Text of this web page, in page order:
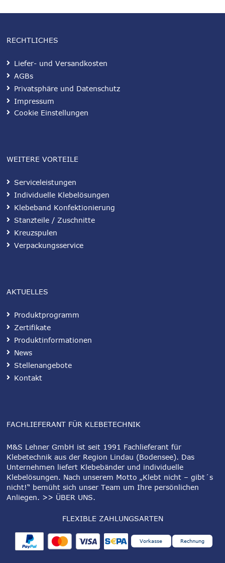
RECHTLICHES
Liefer- und Versandkosten
AGBs
Privatsphäre und Datenschutz
Impressum
Cookie Einstellungen
WEITERE VORTEILE
Serviceleistungen
Individuelle Klebelösungen
Klebeband Konfektionierung
Stanzteile / Zuschnitte
Kreuzspulen
Verpackungsservice
FACHLIEFERANT FÜR KLEBETECHNIK
M&S Lehner GmbH ist seit 1991 Fachlieferant für
Klebetechnik aus der Region Lindau (Bodensee). Das
Unternehmen liefert Klebebänder und individuelle
Klebelösungen. Nach unserem Motto „Klebt nicht – gibt´s
nicht!“ bemüht sich unser Team um Ihre persönlichen
Anliegen. >> ÜBER UNS.
FLEXIBLE ZAHLUNGSARTEN
Vorkasse Rechnung
AKTUELLES
Produktprogramm
Zertifikate
Produktinformationen
News
Stellenangebote
Kontakt